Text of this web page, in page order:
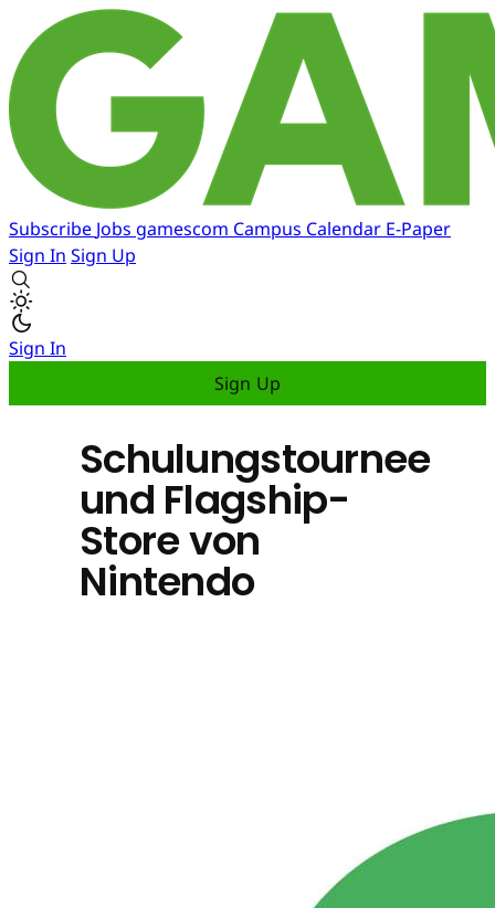
Subscribe Jobs gamescom Campus Calendar E-Paper
Sign In Sign Up
Sign In
Sign Up
Schulungstournee
und Flagship-
Store von
Nintendo